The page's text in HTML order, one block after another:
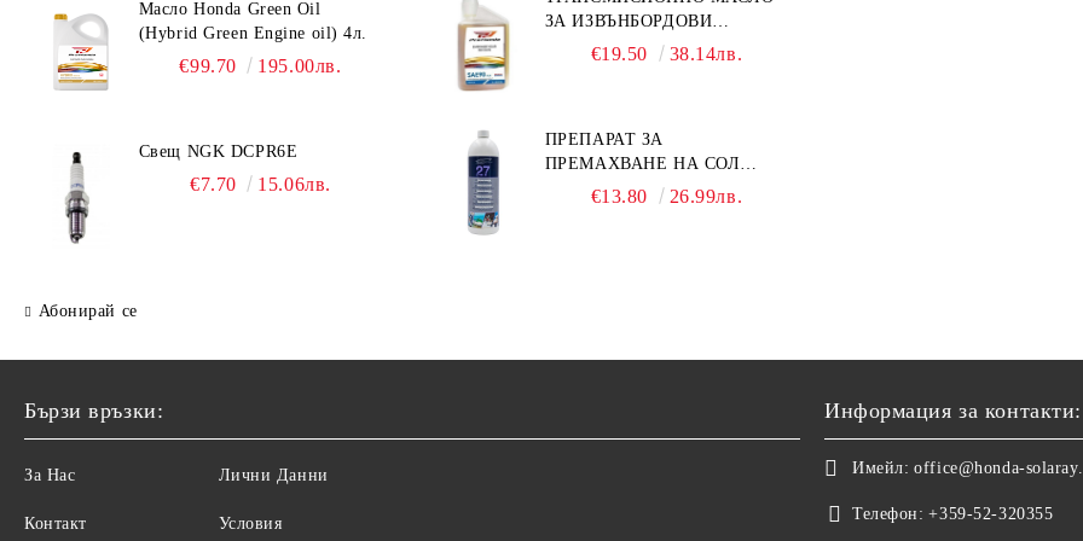
Гребла за SUP
ARS Резервни части
Масло Honda Green Oil
(Hybrid Green Engine oil) 4л.
€99.70 195.00лв.
Свещ NGK DCPR6E
€7.70 15.06лв.
Абонирай се
ЗА ИЗВЪНБОРДОВИ
ДВИГАТЕЛИ GL4 HONDA
€19.50 38.14лв.
ПРЕПАРАТ ЗА
ПРЕМАХВАНЕ НА СОЛ
SALT REMOVER 27 - 1L
€13.80 26.99лв.
Бързи връзки:
За Нас
Контакт
Лични Данни
Условия
Информация за контакти:
Имейл: office@honda-
Телефон: +359-52-320355